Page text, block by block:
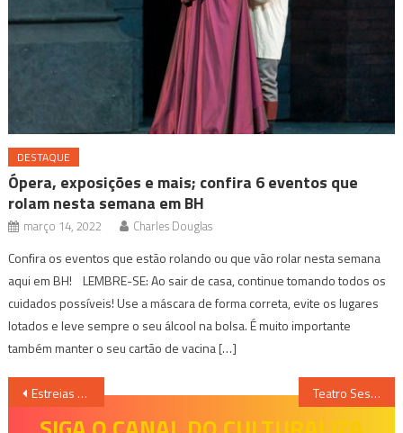
DESTAQUE
Ópera, exposições e mais; confira 6 eventos que
rolam nesta semana em BH
março 14, 2022 Charles Douglas
Confira os eventos que estão rolando ou que vão rolar nesta semana
aqui em BH! LEMBRE-SE: Ao sair de casa, continue tomando todos os
cuidados possíveis! Use a máscara de forma correta, evite os lugares
lotados e leve sempre o seu álcool na bolsa. É muito importante
também manter o seu cartão de vacina […]
Navegação
Estreias da Semana – 16/03/2017 Teatro Sesiminas recebe a peça Oleanna